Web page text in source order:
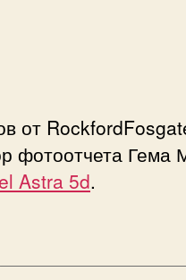
от
фотоотчета Гема
Astra 5d.